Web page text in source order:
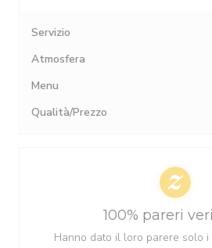
Servizio
Atmosfera
Menu
Qualità/Prezzo
100% pareri
Hanno dato il loro parere solo